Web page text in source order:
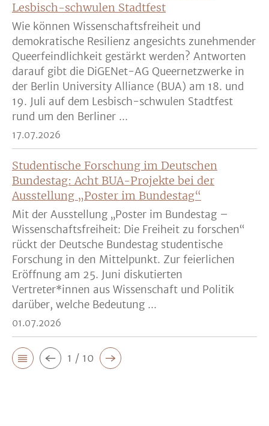
Lesbisch-schwulen Stadtfest
Wie können Wissenschaftsfreiheit und
demokratische Resilienz angesichts zunehmender
Queerfeindlichkeit gestärkt werden? Antworten
darauf gibt die DiGENet-AG Queernetzwerke in
der Berlin University Alliance (BUA) am 18. und
19. Juli auf dem Lesbisch-schwulen Stadtfest
rund um den Berliner ...
17.07.2026
Studentische Forschung im Deutschen
Bundestag: Acht BUA-Projekte bei der
Ausstellung „Poster im Bundestag“
Mit der Ausstellung „Poster im Bundestag –
Wissenschaftsfreiheit: Die Freiheit zu forschen“
rückt der Deutsche Bundestag studentische
Forschung in den Mittelpunkt. Zur feierlichen
Eröffnung am 25. Juni diskutierten
Vertreter*innen aus Wissenschaft und Politik
darüber, welche Bedeutung ...
01.07.2026
1 / 10